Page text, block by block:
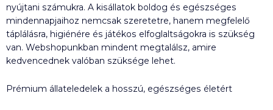
nyújtani számukra. A kisállatok boldog és egészséges
mindennapjaihoz nemcsak szeretetre, hanem megfelelő
táplálásra, higiénére és játékos elfoglaltságokra is szükség
van. Webshopunkban mindent megtalálsz, amire
kedvencednek valóban szüksége lehet.
Prémium állateledelek a hosszú, egészséges életért